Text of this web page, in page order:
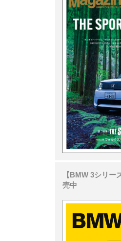
【BMW 3シリー
売中